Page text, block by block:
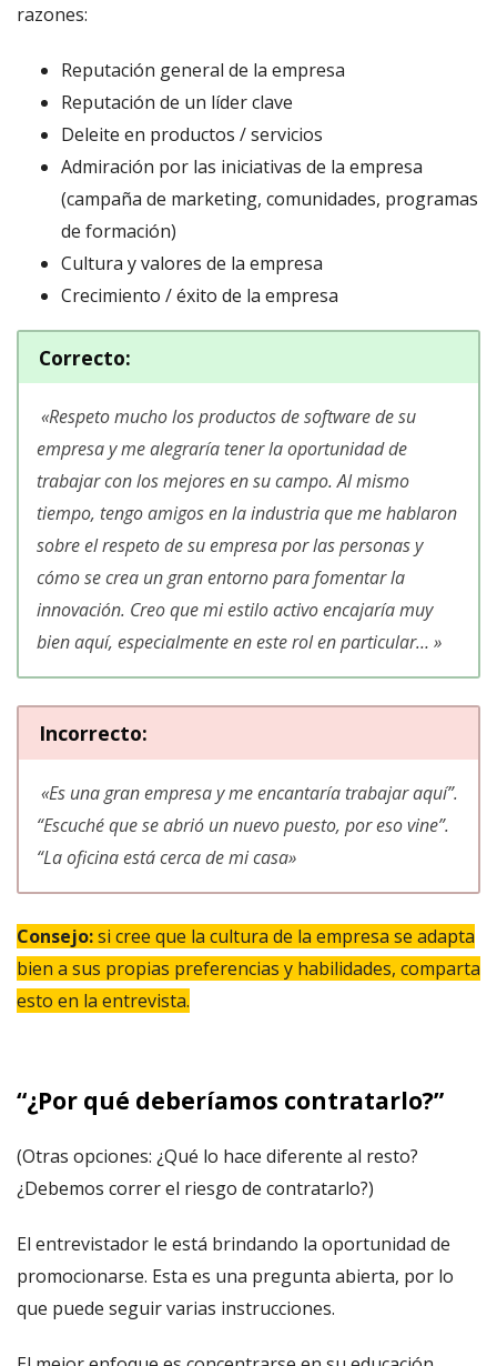
razones:
Reputación general de la empresa
Reputación de un líder clave
Deleite en productos / servicios
Admiración por las iniciativas de la empresa
(campaña de marketing, comunidades, programas
de formación)
Cultura y valores de la empresa
Crecimiento / éxito de la empresa
Correcto:
«Respeto mucho los productos de software de su
empresa y me alegraría tener la oportunidad de
trabajar con los mejores en su campo. Al mismo
tiempo, tengo amigos en la industria que me hablaron
sobre el respeto de su empresa por las personas y
cómo se crea un gran entorno para fomentar la
innovación. Creo que mi estilo activo encajaría muy
bien aquí, especialmente en este rol en particular… »
Incorrecto:
«Es una gran empresa y me encantaría trabajar aquí”.
“Escuché que se abrió un nuevo puesto, por eso vine”.
“La oficina está cerca de mi casa»
Consejo:si cree que la cultura de la empresa se adapta
bien a sus propias preferencias y habilidades, comparta
esto en la entrevista.
“¿Por qué deberíamos contratarlo?”
(Otras opciones: ¿Qué lo hace diferente al resto?
¿Debemos correr el riesgo de contratarlo?)
El entrevistador le está brindando la oportunidad de
promocionarse. Esta es una pregunta abierta, por lo
que puede seguir varias instrucciones.